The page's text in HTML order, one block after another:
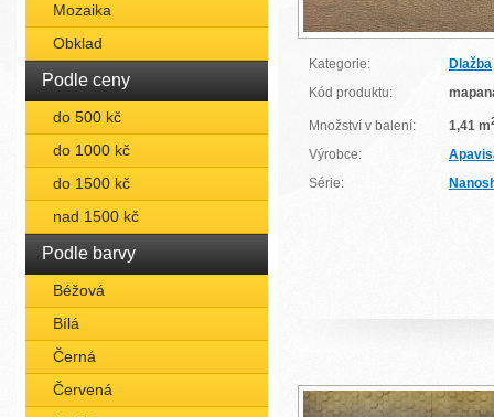
Mozaika
Obklad
Podle ceny
do 500 kč
do 1000 kč
do 1500 kč
nad 1500 kč
Podle barvy
Béžová
Bílá
Černá
Červená
Kategorie:
Dlažba
Kód produktu:
Množství v balení: 1,41 m
Výrobce:
Série: